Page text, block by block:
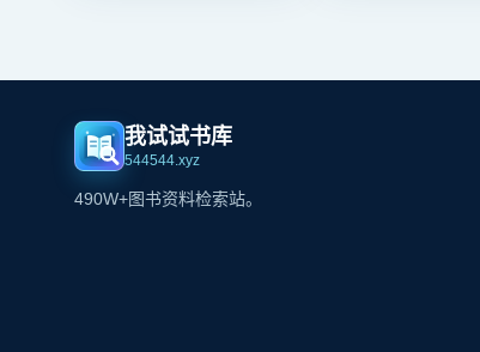
我试试书库
544544.xyz
490W+图书资料检索站。